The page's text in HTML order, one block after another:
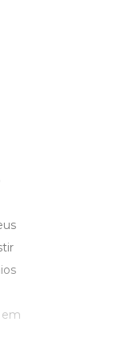
em